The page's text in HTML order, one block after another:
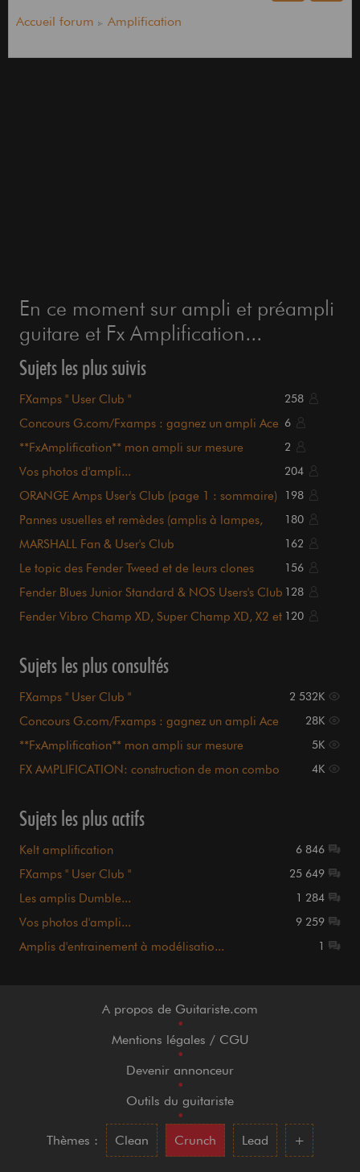
Accueil forum Amplification
En ce moment sur ampli et préampli
guitare et Fx Amplification...
Sujets les plus suivis
FXamps " User Club " 258
Concours G.com/Fxamps : gagnez un ampli Ace 6
**FxAmplification** mon ampli sur mesure 2
Vos photos d'ampli... 204
ORANGE Amps User's Club (page 1 : sommaire) 198
Pannes usuelles et remèdes (amplis à lampes,
180
MARSHALL Fan & User's Club 162
Le topic des Fender Tweed et de leurs clones 156
Fender Blues Junior Standard & NOS Users's Club 128
Fender Vibro Champ XD, Super Champ XD, X2 et 120
Sujets les plus consultés
FXamps " User Club " 2 532K
Concours G.com/Fxamps : gagnez un ampli Ace
28K
**FxAmplification** mon ampli sur mesure 5K
FX AMPLIFICATION: construction de mon combo
4K
Sujets les plus actifs
Kelt amplification 6 846
FXamps " User Club " 25 649
Les amplis Dumble... 1 284
Vos photos d'ampli... 9 259
Amplis d'entrainement à modélisatio... 1
A propos de Guitariste.com
•
Mentions légales / CGU
•
Devenir annonceur
•
Outils du guitariste
•
Thèmes :
Clean Crunch Lead +